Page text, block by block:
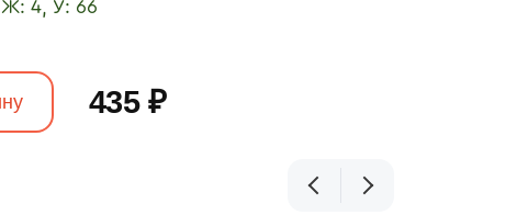
Ж: 4, У: 66
435 ₽